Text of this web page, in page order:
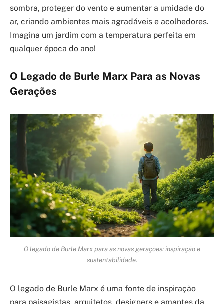
sombra, proteger do vento e aumentar a umidade do
ar, criando ambientes mais agradáveis e acolhedores.
Imagina um jardim com a temperatura perfeita em
qualquer época do ano!
O Legado de Burle Marx Para as Novas
Gerações
O legado de Burle Marx para as novas gerações: inspiração e
sustentabilidade.
O legado de Burle Marx é uma fonte de inspiração
para paisagistas, arquitetos, designers e amantes da